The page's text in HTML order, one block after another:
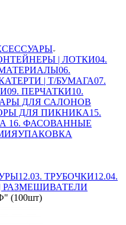
| ЛОТКИ04.
06.
| Т/БУМАГА07.
09. ПЕРЧАТКИ10.
ДЛЯ САЛОНОВ
ДЛЯ ПИКНИКА15.
16. ФАСОВАННЫЕ
УПАКОВКА
12.03. ТРУБОЧКИ12.04.
РАЗМЕШИВАТЕЛИ
(100шт)